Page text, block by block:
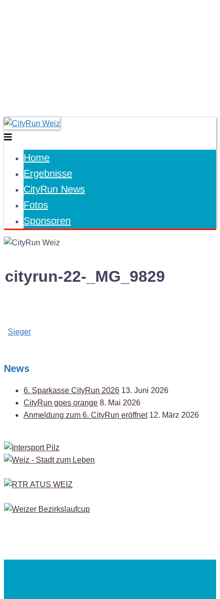
Skip
to
Toggle
Home
Ergebnisse
CityRun News
Fotos
Sponsoren
cityrun-22-_MG_9829
Post
Sieger
News
6. Sparkasse CityRun 2026 13. Juni 2026
CityRun goes orange 8. Mai 2026
Anmeldung zum 6. CityRun eröffnet 12. März 2026